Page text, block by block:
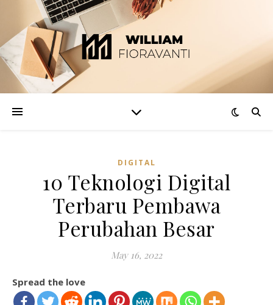
DIGITAL
10 Teknologi Digital
Terbaru Pembawa
Perubahan Besar
May 16, 2022
Spread the love